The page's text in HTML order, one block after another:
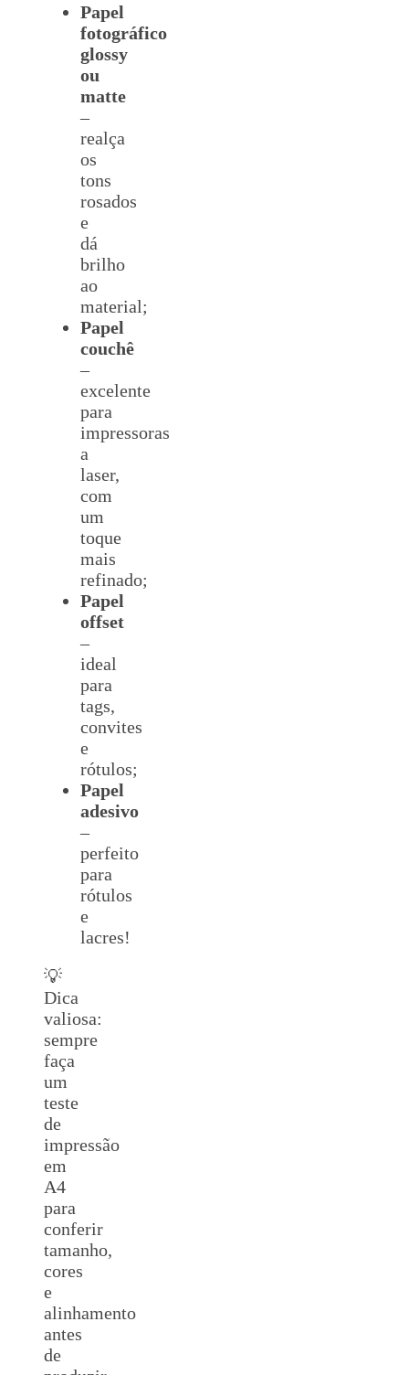
Papel
fotográfico
glossy
ou
matte
–
realça
os
tons
rosados
e
dá
brilho
ao
material;
Papel
couchê
–
excelente
para
impressoras
a
laser,
com
um
toque
mais
refinado;
Papel
offset
–
ideal
para
tags,
convites
e
rótulos;
Papel
adesivo
–
perfeito
para
rótulos
e
lacres!
💡
Dica
valiosa:
sempre
faça
um
teste
de
impressão
em
A4
para
conferir
tamanho,
cores
e
alinhamento
antes
de